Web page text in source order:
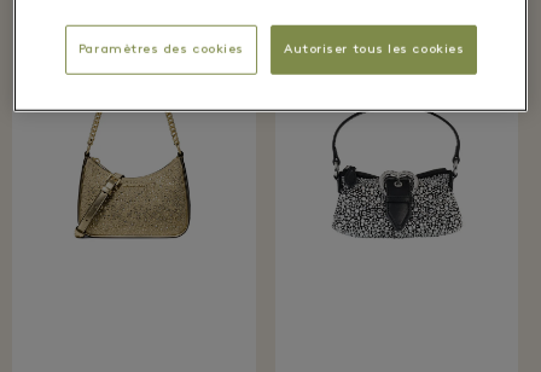
Paramètres des cookies Autoriser tous les cookies